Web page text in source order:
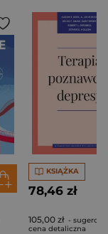
KSIĄŻKA
78,46 zł
105,00 zł -
cena detaliczna